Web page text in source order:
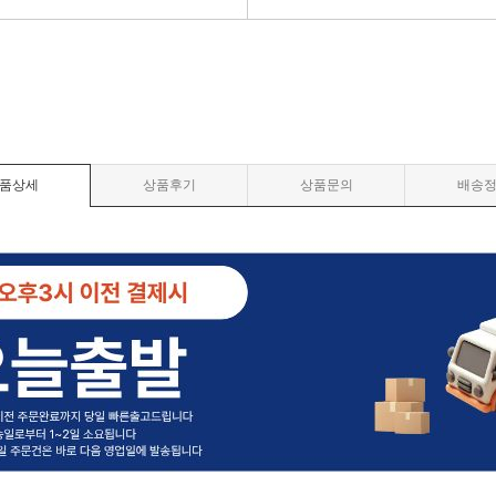
상세 상품후기 상품문의 배송